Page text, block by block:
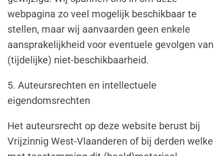
webpagina zo veel mogelijk beschikbaar te
stellen, maar wij aanvaarden geen enkele
aansprakelijkheid voor eventuele gevolgen van
(tijdelijke) niet-beschikbaarheid.
5. Auteursrechten en intellectuele
eigendomsrechten
Het auteursrecht op deze website berust bij
Vrijzinnig West-Vlaanderen of bij derden welke